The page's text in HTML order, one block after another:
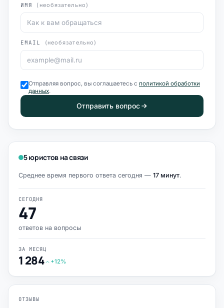
ИМЯ (необязательно)
EMAIL (необязательно)
Отправляя вопрос, вы соглашаетесь с политикой обработки
данных.
Отправить вопрос
5 юристов на связи
Среднее время первого ответа сегодня — 17 минут.
СЕГОДНЯ
47
ответов на вопросы
ЗА МЕСЯЦ
1 284 +12%
ОТЗЫВЫ